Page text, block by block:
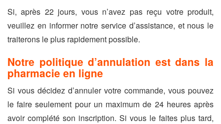
Si, après 22 jours, vous n’avez pas reçu votre produit,
veuillez en informer notre service d’assistance, et nous le
traiterons le plus rapidement possible.
Notre politique d’annulation est dans la
pharmacie en ligne
Si vous décidez d’annuler votre commande, vous pouvez
le faire seulement pour un maximum de 24 heures après
avoir complété son inscription. Si vous le faites plus tard,